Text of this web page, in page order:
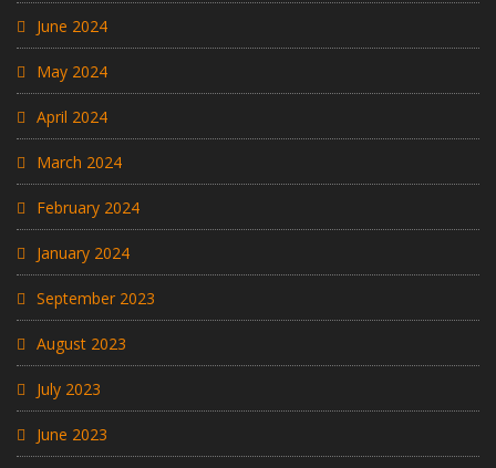
June 2024
May 2024
April 2024
March 2024
February 2024
January 2024
September 2023
August 2023
July 2023
June 2023